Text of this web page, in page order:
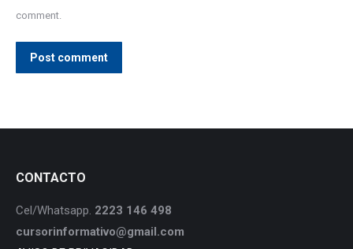
comment.
Post comment
CONTACTO
Cel/Whatsapp. 2223 146 498
cursorinformativo@gmail.com